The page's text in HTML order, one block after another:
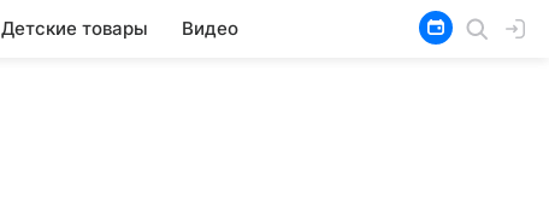
Детские товары Видео